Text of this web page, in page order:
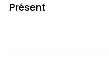
Présent